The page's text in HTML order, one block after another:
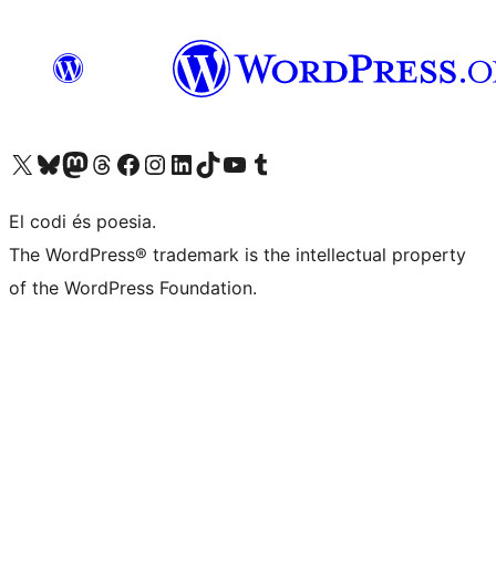
Visiteu el nostre compte X (abans Twitter)
Visiteu el nostre compte de Bluesky
Visiteu el nostre compte al Mastodon
Visiteu el nostre compte de Threads
Visiteu la nostra pàgina al Facebook
Visiteu el nostre compte d'Instagram
Visiteu el nostre compte de LinkedIn
Visiteu el nostre compte de TikTok
Visiteu el nostre canal al YouTube
Visiteu el nostre compte de Tumblr
El codi és poesia.
The WordPress® trademark is the intellectual property
of the WordPress Foundation.